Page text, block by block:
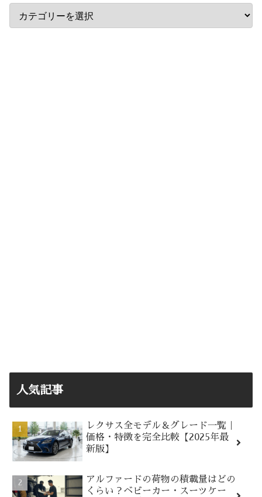
人気記事
レクサス全モデル＆グレード一覧｜
価格・特徴を完全比較【2025年最
新版】
アルファードの荷物の積載量はどの
くらい？ベビーカー・スーツケー